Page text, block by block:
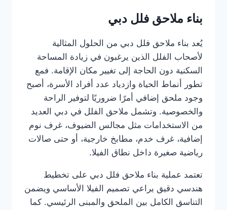
بناء ملاحق فلل دبي
يُعد بناء ملاحق فلل دبي من الحلول المثالية
لأصحاب الفلل الذين يرغبون في زيادة المساحة
السكنية دون الحاجة إلى تغيير مكان الإقامة. فمع
تطور أنماط الحياة وازدياد عدد أفراد الأسرة، أصبح
وجود ملحق إضافي أمرًا ضروريًا لتوفير الراحة
والخصوصية. وتشمل ملاحق الفلل في دبي العديد
من الاستخدامات مثل مجالس الضيوف، غرف نوم
إضافية، غرف خدم، مطابخ خارجية، أو حتى صالات
رياضية صغيرة داخل نطاق الفيلا.
تعتمد عملية بناء ملاحق فلل دبي على تخطيط
هندسي دقيق يراعي تصميم الفيلا الأساسي ويضمن
التناسق الكامل بين الملحق والمبنى الرئيسي. كما